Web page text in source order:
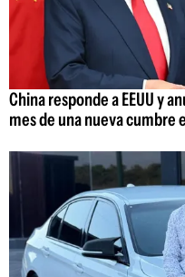
China responde a EEUU y
mes de una nueva cumbre